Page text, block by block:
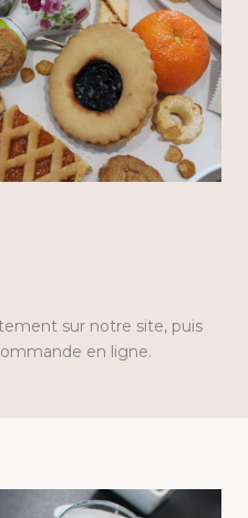
sur notre site, puis
en ligne.